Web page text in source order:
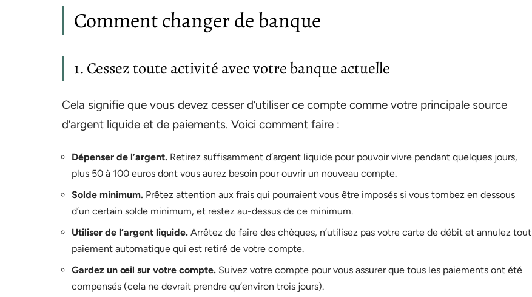
Comment changer de banque
1. Cessez toute activité avec votre banque actuelle
Cela signifie que vous devez cesser d’utiliser ce compte comme votre principale source
d’argent liquide et de paiements. Voici comment faire :
Dépenser de l’argent. Retirez suffisamment d’argent liquide pour pouvoir vivre pendant quelques jours,
plus 50 à 100 euros dont vous aurez besoin pour ouvrir un nouveau compte.
Solde minimum. Prêtez attention aux frais qui pourraient vous être imposés si vous tombez en dessous
d’un certain solde minimum, et restez au-dessus de ce minimum.
Utiliser de l’argent liquide. Arrêtez de faire des chèques, n’utilisez pas votre carte de débit et annulez tout
paiement automatique qui est retiré de votre compte.
Gardez un œil sur votre compte. Suivez votre compte pour vous assurer que tous les paiements ont été
compensés (cela ne devrait prendre qu’environ trois jours).